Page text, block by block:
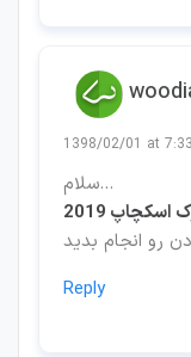
سلام…
2019
Reply